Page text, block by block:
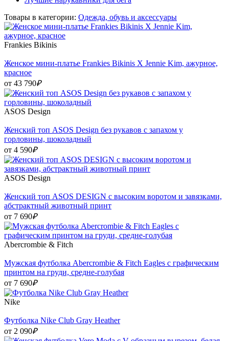
Товары в категории: Одежда, обувь и аксессуары
Frankies Bikinis
Женское мини-платье Frankies Bikinis X Jennie Kim, ажурное,
красное
от 43 790₽
ASOS Design
Женский топ ASOS Design без рукавов с запахом у
горловины, шоколадный
от 4 590₽
ASOS Design
Женский топ ASOS DESIGN с высоким воротом и завязками,
абстрактный животный принт
от 7 690₽
Abercrombie & Fitch
Мужская футболка Abercrombie & Fitch Eagles с графическим
принтом на груди, средне-голубая
от 7 690₽
Nike
Футболка Nike Club Gray Heather
от 2 090₽